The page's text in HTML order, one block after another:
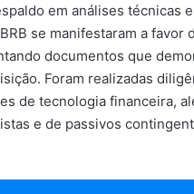
em análises técnicas e
se manifestaram a favor
documentos que
Foram realizadas
de tecnologia financeira,
e de passivos